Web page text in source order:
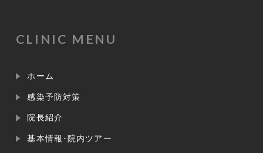
CLINIC MENU
ホーム
感染予防対策
院長紹介
基本情報･院内ツアー